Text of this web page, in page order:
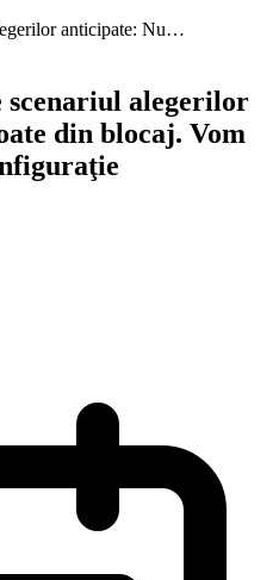
anticipate: Nu…
scenariul alegerilor
din blocaj. Vom